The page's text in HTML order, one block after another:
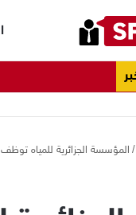
/ المؤسسة الجزائرية للمياه